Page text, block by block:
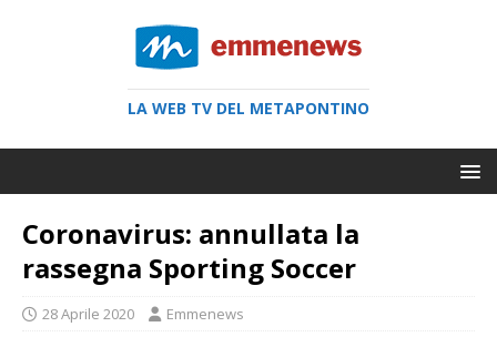
LA WEB TV DEL METAPONTINO
Coronavirus: annullata la
rassegna Sporting Soccer
28 Aprile 2020 Emmenews